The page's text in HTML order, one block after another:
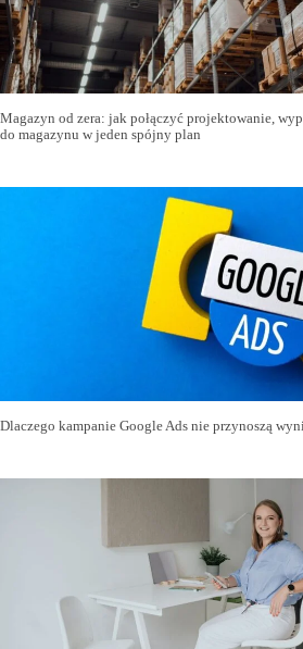
Magazyn od zera: jak połączyć projektowanie,
do magazynu w jeden spójny plan
Dlaczego kampanie Google Ads nie przynoszą